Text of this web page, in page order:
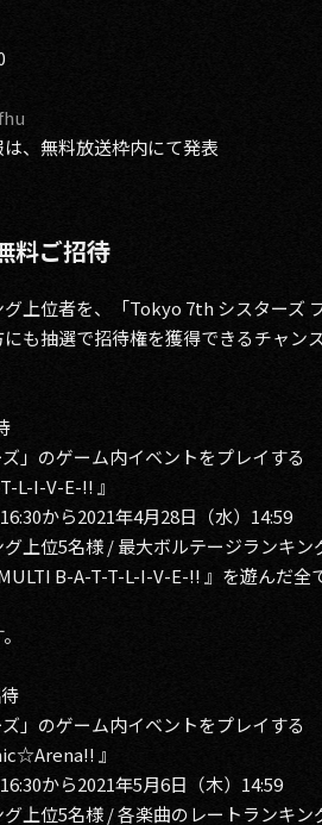
、無料放送枠内にて発表
料ご招待
上位者を、「Tokyo 7th シスターズ
も抽選で招待権を獲得できるチャン
のゲーム内イベントをプレイする
L-I-V-E-!! 』
から2021年4月28日（水）14:59
上位5名様 / 最大ボルテージランキン
B-A-T-T-L-I-V-E-!! 』を遊んだ全
のゲーム内イベントをプレイする
』
から2021年5月6日（木）14:59
上位5名様 / 各楽曲のレートランキン